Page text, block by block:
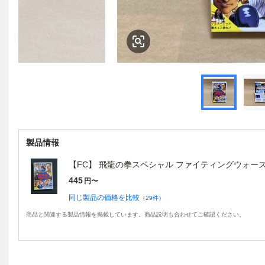
製品情報
【FC】 飛龍の拳スペシャル ファイティングウォー
445 円〜
同じ製品の価格を比較 （29件）
商品と関連する製品情報を掲載しています。商品説明も合わせてご確認ください。